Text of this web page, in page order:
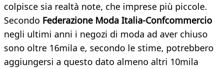
colpisce sia realtà note, che imprese più piccole.
Secondo Federazione Moda Italia-Confcommercio
negli ultimi anni i negozi di moda ad aver chiuso
sono oltre 16mila e, secondo le stime, potrebbero
aggiungersi a questo dato almeno altri 10mila